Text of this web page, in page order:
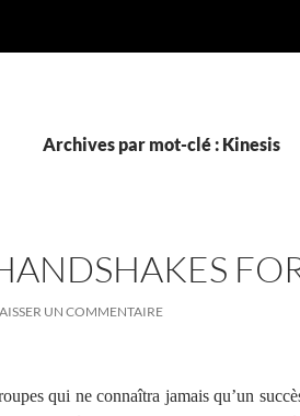
Archives par mot-clé : Kinesis
UN COMMENTAIRE
qui ne connaîtra jamais qu’un